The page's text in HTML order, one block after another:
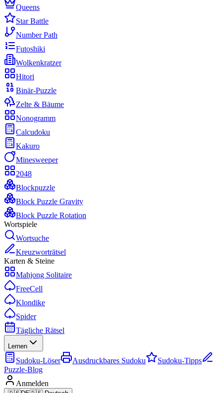
Queens
Star Battle
Number Path
Futoshiki
Wolkenkratzer
Hitori
Binär-Puzzle
Zelte & Bäume
Nonogramm
Calcudoku
Kakuro
Minesweeper
2048
Blockpuzzle
Block Puzzle Gravity
Block Puzzle Rotation
Wortspiele
Wortsuche
Kreuzworträtsel
Karten & Steine
Mahjong Solitaire
FreeCell
Klondike
Spider
Tägliche Rätsel
Lernen
Sudoku-Löser Ausdruckbares Sudoku
Sudoku-Tipps
Puzzle-Blog
Anmelden